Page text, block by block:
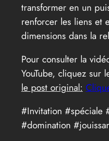
transformer en un
renforcer les liens et
dimensions dans la
Pour consulter la
YouTube, cliquez sur
le post original:
#Invitation #spéciale
#domination